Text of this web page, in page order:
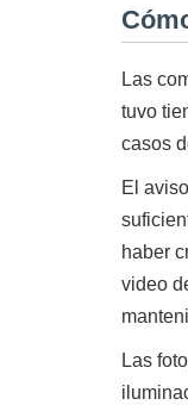
Las
tuvo
casos
El
haber
video
Las